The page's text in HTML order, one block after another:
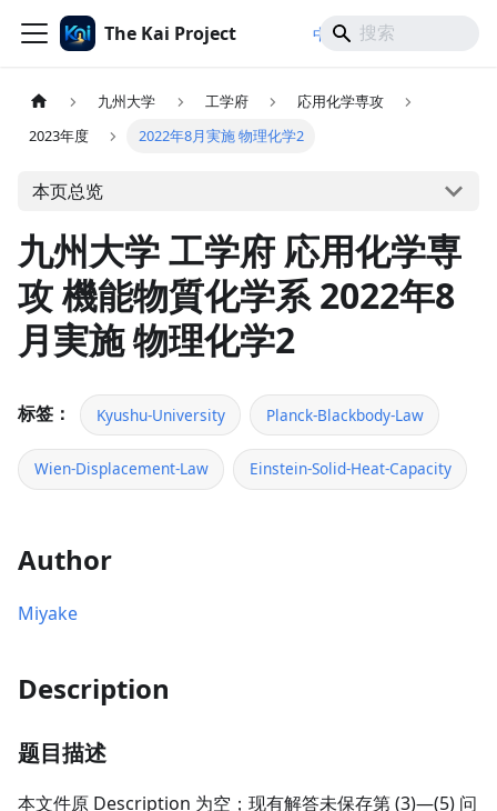
The Kai Project 中文/ 日本語
九州大学 工学府
応用化学専攻
2023年度
2022年8月実施 物理化学2
本页总览
九州大学 工学府 応用化学専
攻 機能物質化学系 2022年8
月実施 物理化学2
标签： Kyushu-University Planck-Blackbody-Law
Wien-Displacement-Law Einstein-Solid-Heat-Capacity
Author
Miyake
Description
题目描述
本文件原 Description 为空；现有解答未保存第 (3)—(5) 问